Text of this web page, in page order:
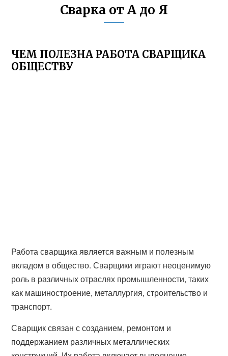
Сварка от А до Я
ЧЕМ ПОЛЕЗНА РАБОТА СВАРЩИКА
ОБЩЕСТВУ
Работа сварщика является важным и полезным
вкладом в общество. Сварщики играют неоценимую
роль в различных отраслях промышленности, таких
как машиностроение, металлургия, строительство и
транспорт.
Сварщик связан с созданием, ремонтом и
поддержанием различных металлических